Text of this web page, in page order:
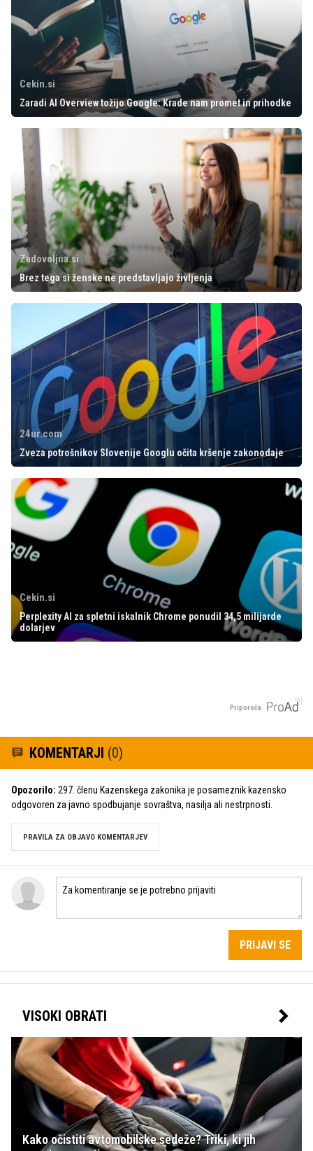
Cekin.si
Zaradi AI Overview tožijo Google: Krade nam promet in prihodke
Zadovoljna.si
Brez tega si ženske ne predstavljajo življenja
24ur.com
Zveza potrošnikov Slovenije Googlu očita kršenje zakonodaje
Cekin.si
Perplexity AI za spletni iskalnik Chrome ponudil 34,5 milijarde
dolarjev
Priporoča
KOMENTARJI (0)
Opozorilo: 297. členu Kazenskega zakonika je posameznik kazensko
odgovoren za javno spodbujanje sovraštva, nasilja ali nestrpnosti.
PRAVILA ZA OBJAVO KOMENTARJEV
PRIJAVI SE
VISOKI OBRATI
Kako očistiti avtomobilske sedeže? Triki, ki jih